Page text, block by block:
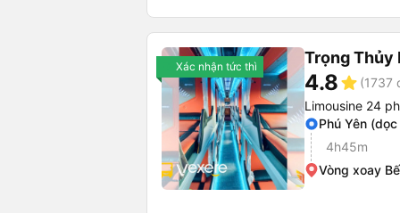
Xác nhận tức thì Trọng Thủy
4.8star (1737
Limousine 24
Phú Yên (dọc
4h45m
Vòng xoay